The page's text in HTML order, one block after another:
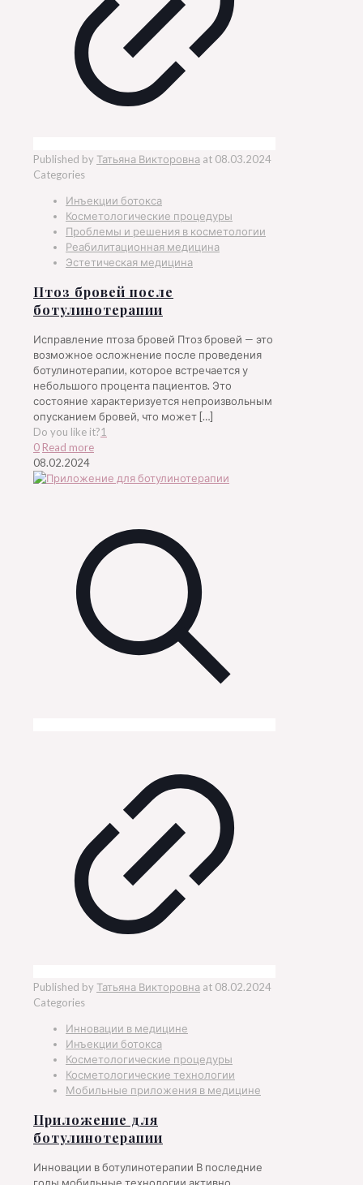
Published by Татьяна Викторовна at 08.03.2024
Categories
Инъекции ботокса
Косметологические процедуры
Проблемы и решения в косметологии
Реабилитационная медицина
Эстетическая медицина
Птоз бровей после
ботулинотерапии
Исправление птоза бровей Птоз бровей — это
возможное осложнение после проведения
ботулинотерапии, которое встречается у
небольшого процента пациентов. Это
состояние характеризуется непроизвольным
опусканием бровей, что может […]
Do you like it?1
0 Read more
08.02.2024
Published by Татьяна Викторовна at 08.02.2024
Categories
Инновации в медицине
Инъекции ботокса
Косметологические процедуры
Косметологические технологии
Мобильные приложения в медицине
Приложение для
ботулинотерапии
Инновации в ботулинотерапии В последние